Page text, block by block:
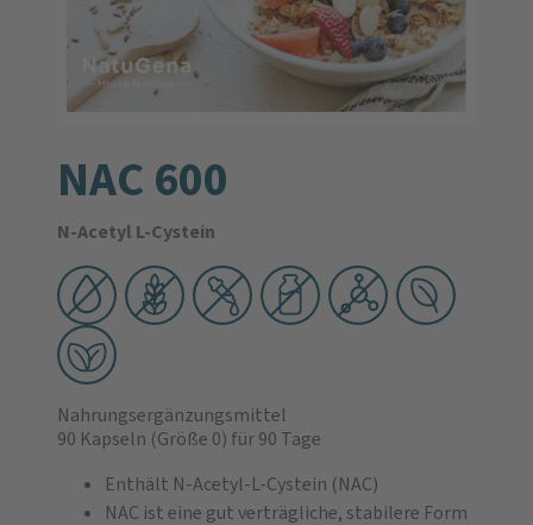
NAC 600
N-Acetyl L-Cystein
Nahrungsergänzungsmittel
90 Kapseln (Größe 0) für 90 Tage
Enthält N-Acetyl-L-Cystein (NAC)
NAC ist eine gut verträgliche, stabilere Form